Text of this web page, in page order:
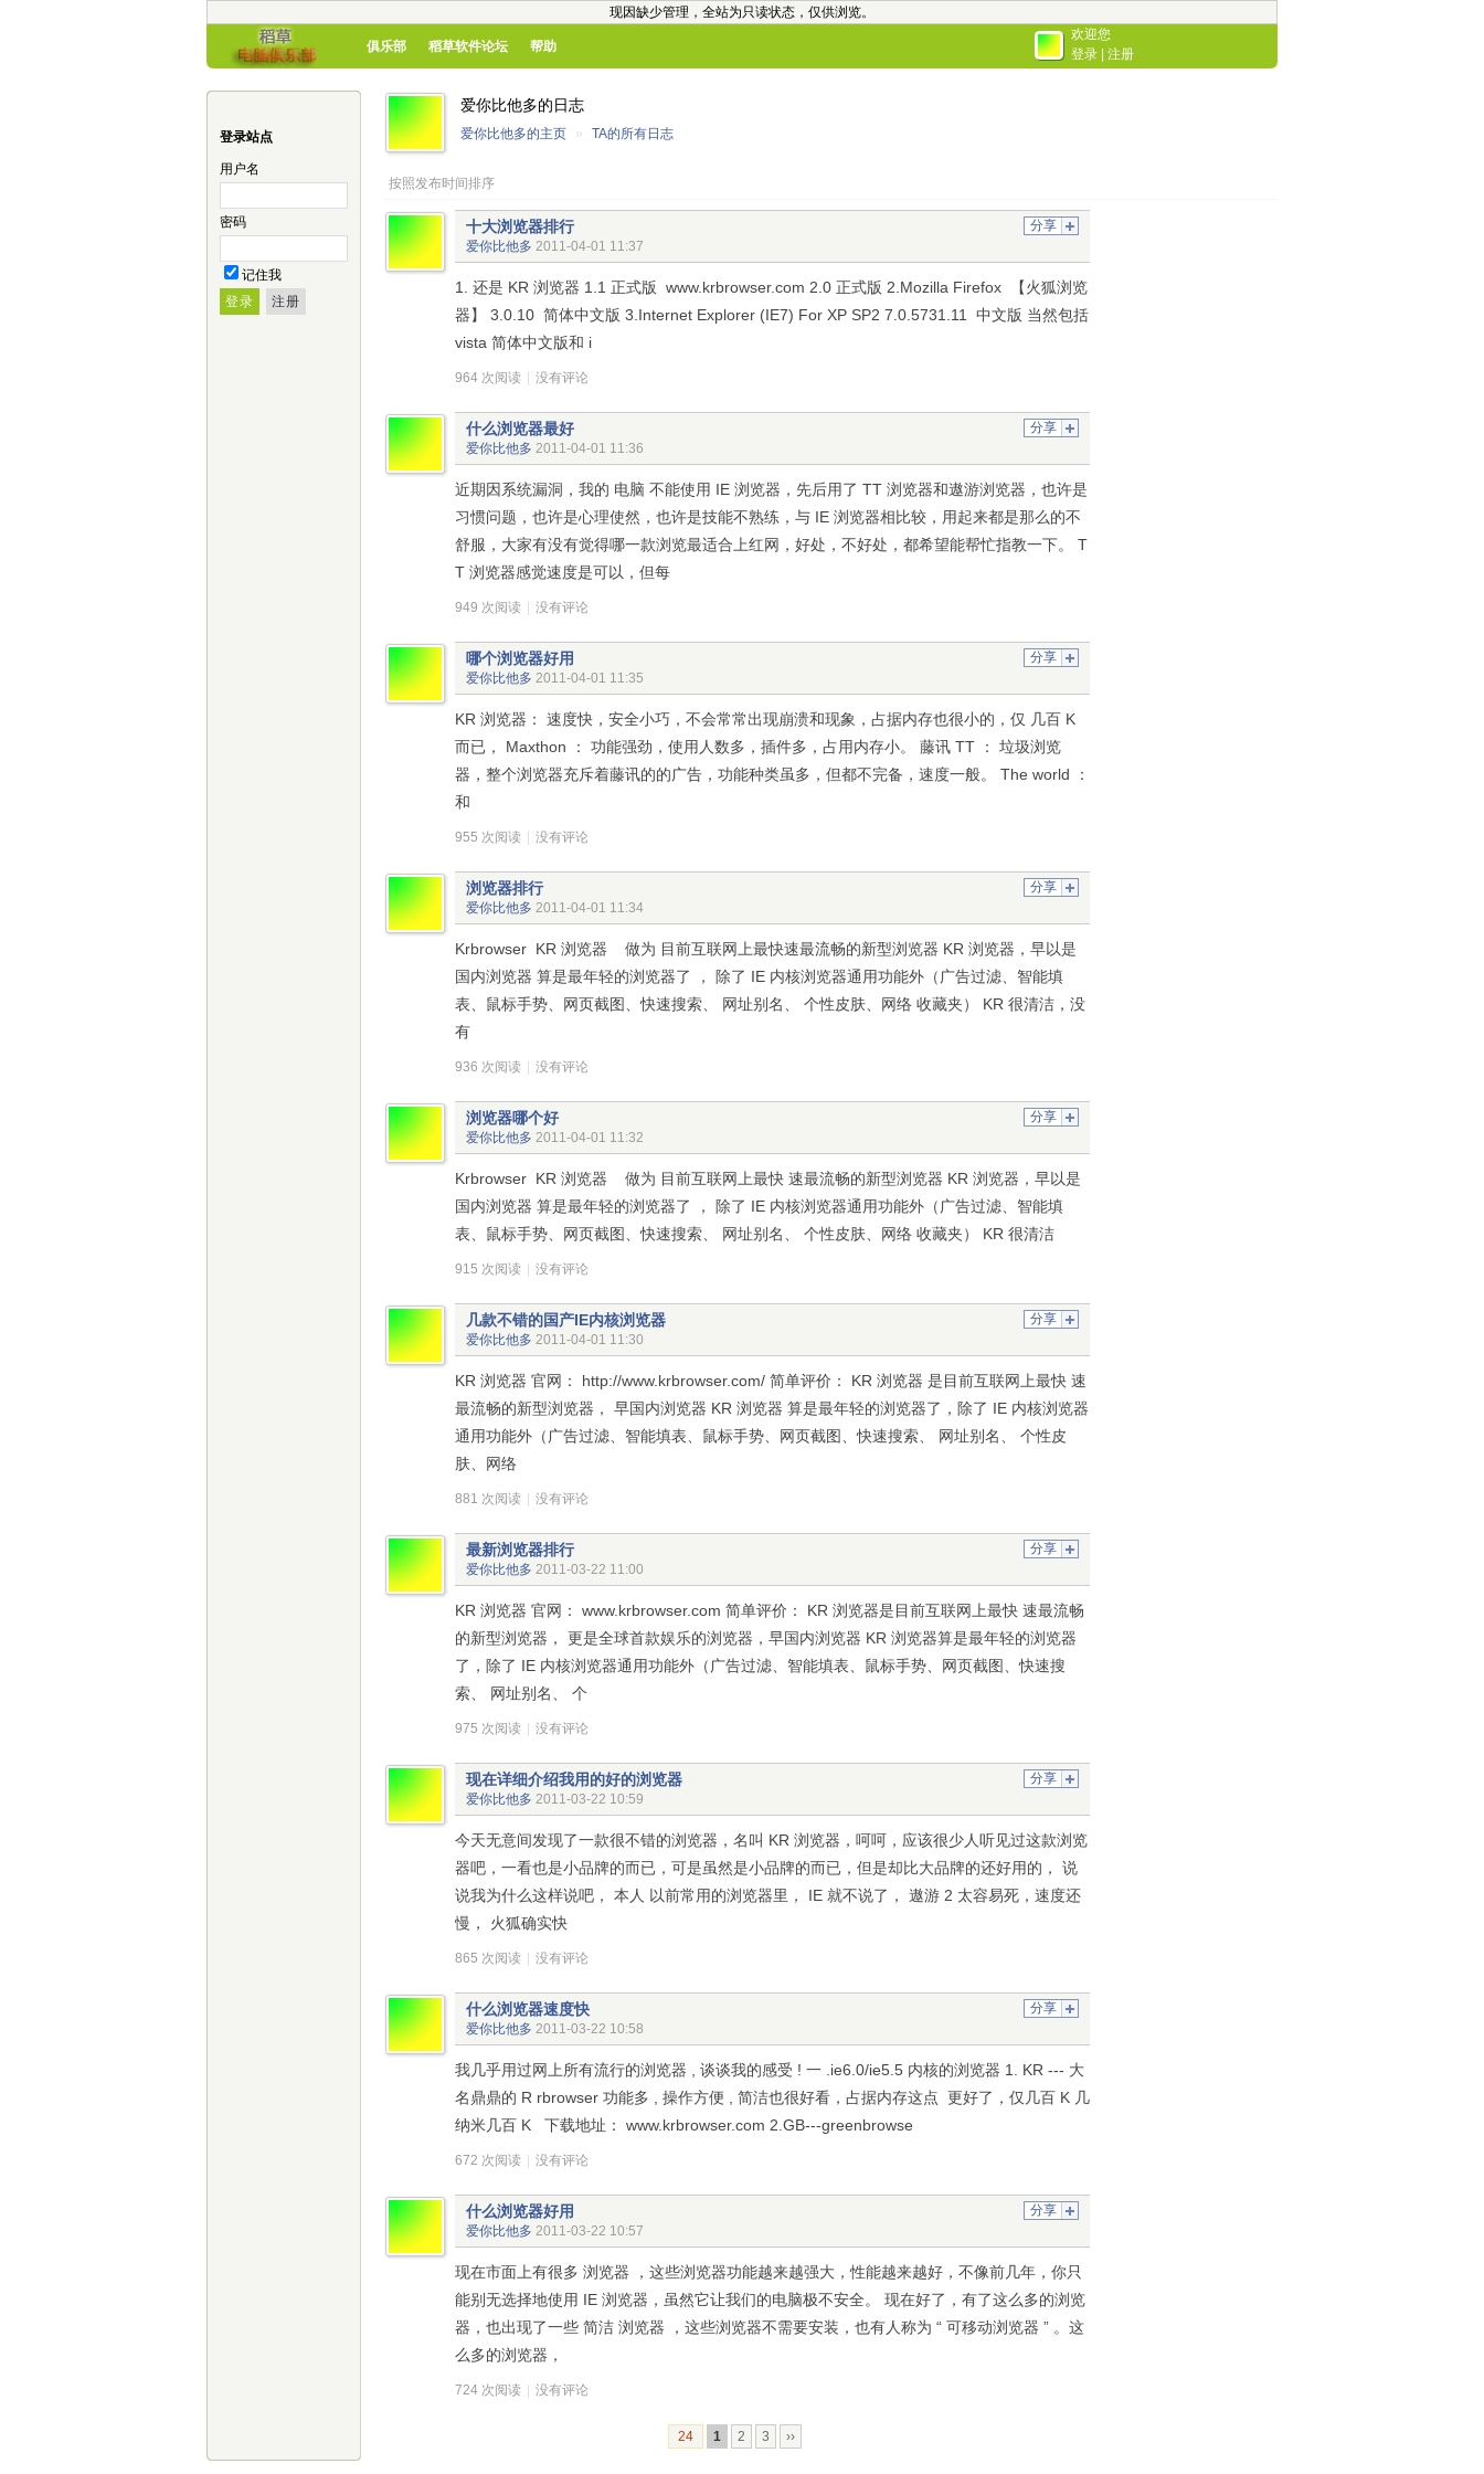
现因缺少管理，全站为只读状态，仅供浏览。
俱乐部 稻草软件论坛 帮助
欢迎您
登录
注册
登录站点
用户名
密码
记住我
爱你比他多的日志
爱你比他多的主页 » TA的所有日志
按照发布时间排序
分享
十大浏览器排行
爱你比他多 2011-04-01 11:37
1. 还是 KR 浏览器 1.1 正式版 www.krbrowser.com 2.0 正式版 2.Mozilla Firefox 【火狐浏览
器】 3.0.10 简体中文版 3.Internet Explorer (IE7) For XP SP2 7.0.5731.11 中文版 当然包括
vista 简体中文版和 i
964 次阅读 没有评论
分享
什么浏览器最好
爱你比他多 2011-04-01 11:36
近期因系统漏洞，我的 电脑 不能使用 IE 浏览器，先后用了 TT 浏览器和遨游浏览器，也许是
习惯问题，也许是心理使然，也许是技能不熟练，与 IE 浏览器相比较，用起来都是那么的不
舒服，大家有没有觉得哪一款浏览最适合上红网，好处，不好处，都希望能帮忙指教一下。 T
T 浏览器感觉速度是可以，但每
949 次阅读 没有评论
分享
哪个浏览器好用
爱你比他多 2011-04-01 11:35
KR 浏览器： 速度快，安全小巧，不会常常出现崩溃和现象，占据内存也很小的，仅 几百 K
而已， Maxthon ： 功能强劲，使用人数多，插件多，占用内存小。 藤讯 TT ： 垃圾浏览
器，整个浏览器充斥着藤讯的的广告，功能种类虽多，但都不完备，速度一般。 The world ：
和
955 次阅读 没有评论
分享
浏览器排行
爱你比他多 2011-04-01 11:34
Krbrowser KR 浏览器 做为 目前互联网上最快速最流畅的新型浏览器 KR 浏览器，早以是
国内浏览器 算是最年轻的浏览器了 ， 除了 IE 内核浏览器通用功能外（广告过滤、智能填
表、鼠标手势、网页截图、快速搜索、 网址别名、 个性皮肤、网络 收藏夹） KR 很清洁，没
有
936 次阅读 没有评论
分享
浏览器哪个好
爱你比他多 2011-04-01 11:32
Krbrowser KR 浏览器 做为 目前互联网上最快 速最流畅的新型浏览器 KR 浏览器，早以是
国内浏览器 算是最年轻的浏览器了 ， 除了 IE 内核浏览器通用功能外（广告过滤、智能填
表、鼠标手势、网页截图、快速搜索、 网址别名、 个性皮肤、网络 收藏夹） KR 很清洁
915 次阅读 没有评论
分享
几款不错的国产IE内核浏览器
爱你比他多 2011-04-01 11:30
KR 浏览器 官网： http://www.krbrowser.com/ 简单评价： KR 浏览器 是目前互联网上最快 速
最流畅的新型浏览器， 早国内浏览器 KR 浏览器 算是最年轻的浏览器了，除了 IE 内核浏览器
通用功能外（广告过滤、智能填表、鼠标手势、网页截图、快速搜索、 网址别名、 个性皮
肤、网络
881 次阅读 没有评论
分享
最新浏览器排行
爱你比他多 2011-03-22 11:00
KR 浏览器 官网： www.krbrowser.com 简单评价： KR 浏览器是目前互联网上最快 速最流畅
的新型浏览器， 更是全球首款娱乐的浏览器，早国内浏览器 KR 浏览器算是最年轻的浏览器
了，除了 IE 内核浏览器通用功能外（广告过滤、智能填表、鼠标手势、网页截图、快速搜
索、 网址别名、 个
975 次阅读 没有评论
分享
现在详细介绍我用的好的浏览器
爱你比他多 2011-03-22 10:59
今天无意间发现了一款很不错的浏览器，名叫 KR 浏览器，呵呵，应该很少人听见过这款浏览
器吧，一看也是小品牌的而已，可是虽然是小品牌的而已，但是却比大品牌的还好用的， 说
说我为什么这样说吧， 本人 以前常用的浏览器里， IE 就不说了， 遨游 2 太容易死，速度还
慢， 火狐确实快
865 次阅读 没有评论
分享
什么浏览器速度快
爱你比他多 2011-03-22 10:58
我几乎用过网上所有流行的浏览器 , 谈谈我的感受 ! 一 .ie6.0/ie5.5 内核的浏览器 1. KR --- 大
名鼎鼎的 R rbrowser 功能多 , 操作方便 , 简洁也很好看，占据内存这点 更好了，仅几百 K 几
纳米几百 K 下载地址： www.krbrowser.com 2.GB---greenbrowse
672 次阅读 没有评论
分享
什么浏览器好用
爱你比他多 2011-03-22 10:57
现在市面上有很多 浏览器 ，这些浏览器功能越来越强大，性能越来越好，不像前几年，你只
能别无选择地使用 IE 浏览器，虽然它让我们的电脑极不安全。 现在好了，有了这么多的浏览
器，也出现了一些 简洁 浏览器 ，这些浏览器不需要安装，也有人称为 “ 可移动浏览器 ” 。这
么多的浏览器，
724 次阅读 没有评论
24 1 2 3 ››